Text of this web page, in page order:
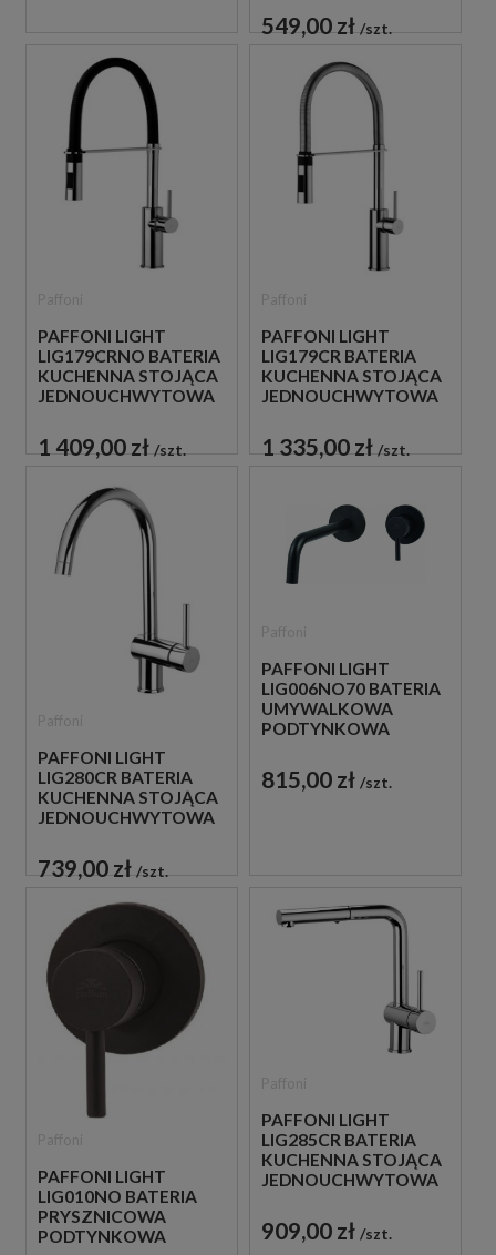
549,00 zł szt.
PAFFONI LIGHT
LIG179CRNO BATERIA
KUCHENNA STOJĄCA
JEDNOUCHWYTOWA
1 409,00 zł szt.
PAFFONI LIGHT
LIG179CR BATERIA
KUCHENNA STOJĄCA
JEDNOUCHWYTOWA
1 335,00 zł szt.
PAFFONI LIGHT
LIG280CR BATERIA
KUCHENNA STOJĄCA
JEDNOUCHWYTOWA
739,00 zł szt.
PAFFONI LIGHT
LIG006NO70 BATERIA
UMYWALKOWA
PODTYNKOWA
CZARNA
815,00 zł szt.
PAFFONI LIGHT
LIG010NO BATERIA
PRYSZNICOWA
PODTYNKOWA
PAFFONI LIGHT
LIG285CR BATERIA
KUCHENNA STOJĄCA
JEDNOUCHWYTOWA
909,00 zł szt.